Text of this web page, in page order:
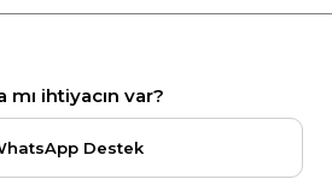
mı ihtiyacın var?
Destek